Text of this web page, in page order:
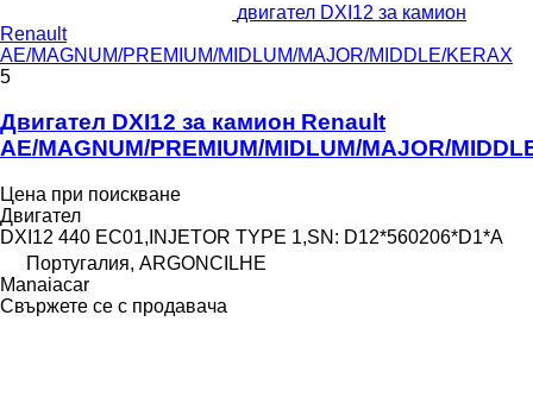
двигател DXI12 за камион
Renault
AE/MAGNUM/PREMIUM/MIDLUM/MAJOR/MIDDLE/KERAX
5
Двигател DXI12 за камион Renault
AE/MAGNUM/PREMIUM/MIDLUM/MAJOR/
Цена при поискване
Двигател
DXI12 440 EC01,INJETOR TYPE 1,SN: D12*560206*D1*A
Португалия, ARGONCILHE
Manaiacar
Свържете се с продавача